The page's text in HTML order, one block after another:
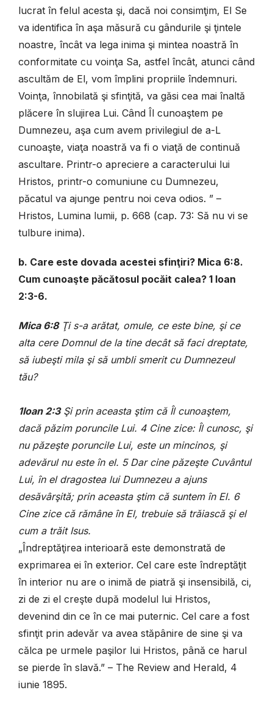
lucrat în felul acesta şi, dacă noi consimţim, El Se
va identifica în aşa măsură cu gândurile şi ţintele
noastre, încât va lega inima şi mintea noastră în
conformitate cu voinţa Sa, astfel încât, atunci când
ascultăm de El, vom împlini propriile îndemnuri.
Voinţa, înnobilată şi sfinţită, va găsi cea mai înaltă
plăcere în slujirea Lui. Când Îl cunoaştem pe
Dumnezeu, aşa cum avem privilegiul de a-L
cunoaşte, viaţa noastră va fi o viaţă de continuă
ascultare. Printr-o apreciere a caracterului lui
Hristos, printr-o comuniune cu Dumnezeu,
păcatul va ajunge pentru noi ceva odios. ” –
Hristos, Lumina lumii, p. 668 (cap. 73: Să nu vi se
tulbure inima).
b. Care este dovada acestei sfinţiri? Mica 6:8.
Cum cunoaşte păcătosul pocăit calea? 1 Ioan
2:3-6.
Mica 6:8Ţi s-a arătat, omule, ce este bine, şi ce
alta cere Domnul de la tine decât să faci dreptate,
să iubeşti mila şi să umbli smerit cu Dumnezeul
tău?
1Ioan 2:3Şi prin aceasta ştim că Îl cunoaştem,
dacă păzim poruncile Lui. 4 Cine zice: Îl cunosc, şi
nu păzeşte poruncile Lui, este un mincinos, şi
adevărul nu este în el. 5 Dar cine păzeşte Cuvântul
Lui, în el dragostea lui Dumnezeu a ajuns
desăvârşită; prin aceasta ştim că suntem în El. 6
Cine zice că rămâne în El, trebuie să trăiască şi el
cum a trăit Isus.
„Îndreptăţirea interioară este demonstrată de
exprimarea ei în exterior. Cel care este îndreptăţit
în interior nu are o inimă de piatră şi insensibilă, ci,
zi de zi el creşte după modelul lui Hristos,
devenind din ce în ce mai puternic. Cel care a fost
sfinţit prin adevăr va avea stăpânire de sine şi va
călca pe urmele paşilor lui Hristos, până ce harul
se pierde în slavă.” – The Review and Herald, 4
iunie 1895.